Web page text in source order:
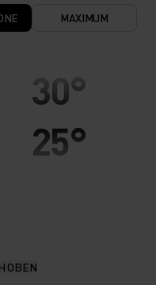
MAXIMUM
30°
25°
OBEN